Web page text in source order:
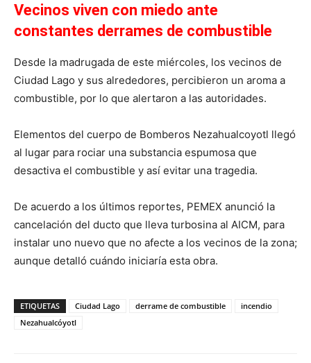
Vecinos viven con miedo ante
constantes derrames de combustible
Desde la madrugada de este miércoles, los vecinos de
Ciudad Lago y sus alrededores, percibieron un aroma a
combustible, por lo que alertaron a las autoridades.
Elementos del cuerpo de Bomberos Nezahualcoyotl llegó
al lugar para rociar una substancia espumosa que
desactiva el combustible y así evitar una tragedia.
De acuerdo a los últimos reportes, PEMEX anunció la
cancelación del ducto que lleva turbosina al AICM, para
instalar uno nuevo que no afecte a los vecinos de la zona;
aunque detalló cuándo iniciaría esta obra.
ETIQUETAS Ciudad Lago derrame de combustible
incendio
Nezahualcóyotl